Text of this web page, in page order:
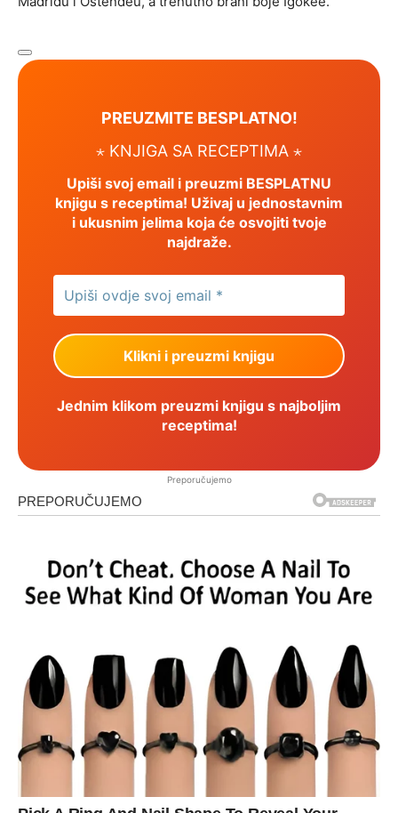
PREUZMITE BESPLATNO!
⋆ KNJIGA SA RECEPTIMA ⋆
Upiši svoj email i preuzmi BESPLATNU
knjigu s receptima! Uživaj u jednostavnim
i ukusnim jelima koja će osvojiti tvoje
najdraže.
Jednim klikom preuzmi knjigu s najboljim
receptima!
Preporučujemo